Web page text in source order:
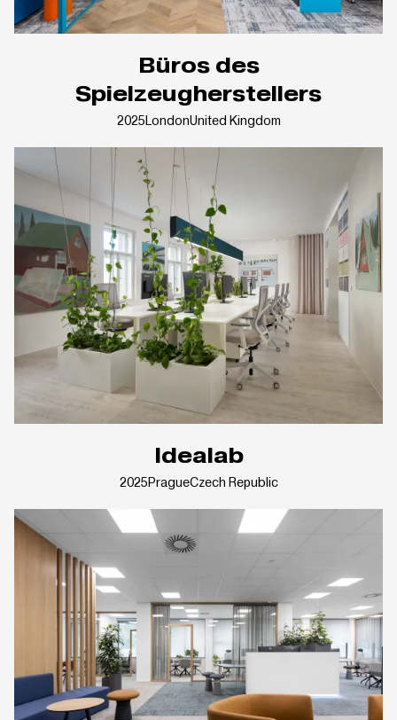
Büros des
Spielzeugherstellers
2025LondonUnited Kingdom
Idealab
2025PragueCzech Republic